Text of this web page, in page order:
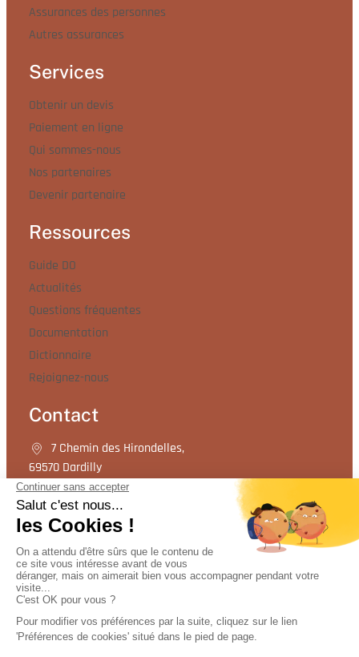
Assurances des personnes
Autres assurances
Services
Obtenir un devis
Paiement en ligne
Qui sommes-nous
Nos partenaires
Devenir partenaire
Ressources
Guide DO
Actualités
Questions fréquentes
Documentation
Dictionnaire
Rejoignez-nous
Contact
7 Chemin des Hirondelles,
69570 Dardilly
04 72 17 82 82
Contactez-nous
© 2026 Etik-assurance.com - N°ORIAS : 10 053 523
Plan du site| Mentions légales|Conditions générales d'utilisation